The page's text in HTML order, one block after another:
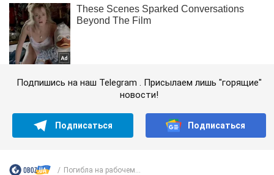
Подпишись на наш Telegram . Присылаем лишь "горящие"
новости!
Подписаться Подписаться
Погибла на рабочем...